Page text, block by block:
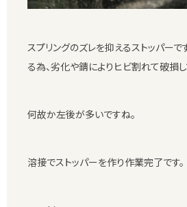
スプリングのズレを抑えるストッパーで
る為、劣化や錆によりヒビ割れて破損し
何故か左後が多いですね。
溶接でストッパーを作り作業完了です。